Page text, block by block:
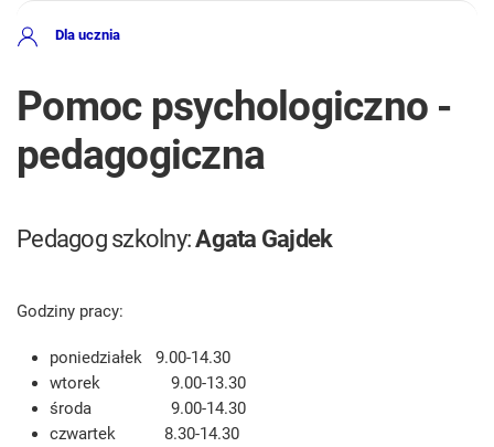
Dla ucznia
Pomoc psychologiczno -
pedagogiczna
Pedagog szkolny:Agata Gajdek
Godziny pracy:
poniedziałek 9.00-14.30
wtorek 9.00-13.30
środa 9.00-14.30
czwartek 8.30-14.30